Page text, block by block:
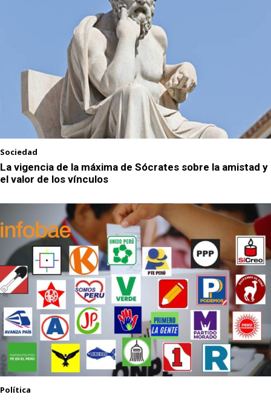
Sociedad
La vigencia de la máxima de Sócrates sobre la amistad y
el valor de los vínculos
Política